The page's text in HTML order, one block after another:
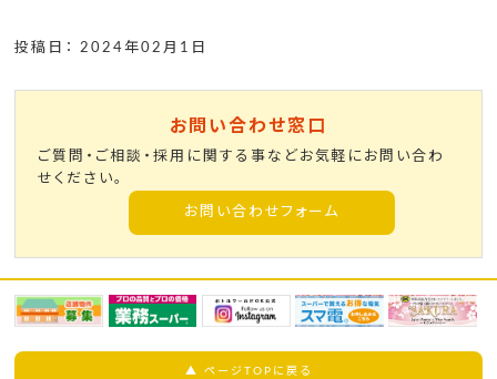
投稿日： 2024年02月1日
お問い合わせ窓口
ご質問・ご相談・採用に関する事などお気軽にお問い合わ
せください。
お問い合わせフォーム
▲ ページTOPに戻る